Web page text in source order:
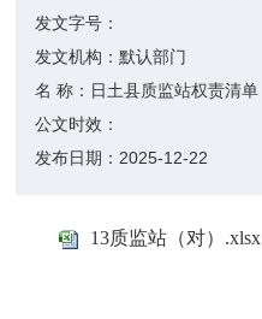
发文字号：
发文机构：默认部门
名 称： 日土县质监站权责清单
公文时效：
发布日期： 2025-12-22
13质监站（对）.xlsx